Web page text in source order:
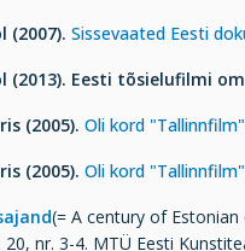
(2007). Sissevaated Eesti
(2013). Eesti tõsielufilmi
(2005). Oli kord
(2005). Oli kord
(= A century of Estonian
20, nr. 3-4. MTÜ Eesti